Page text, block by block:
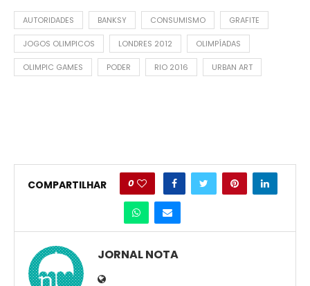
AUTORIDADES BANKSY CONSUMISMO GRAFITE
JOGOS OLIMPICOS LONDRES 2012 OLIMPÍADAS
OLIMPIC GAMES PODER RIO 2016 URBAN ART
COMPARTILHAR 0
JORNAL NOTA